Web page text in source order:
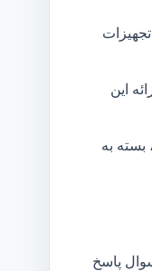
این
به
پاسخ